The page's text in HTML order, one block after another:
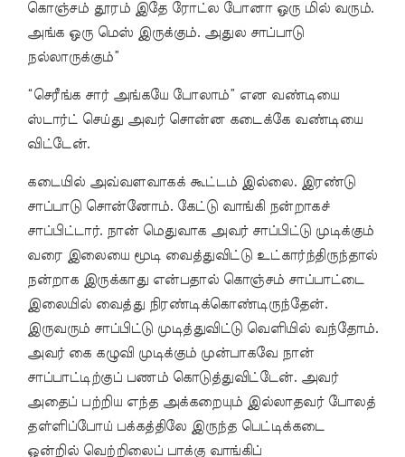
கொஞ்சம் தூரம் இதே ரோட்ல போனா ஒரு மில் வரும்.
அங்க ஒரு மெஸ் இருக்கும். அதுல சாப்பாடு
நல்லாருக்கும்”
“செரீங்க சார் அங்கயே போலாம்” என வண்டியை
ஸ்டார்ட் செய்து அவர் சொன்ன கடைக்கே வண்டியை
விட்டேன்.
கடையில் அவ்வளவாகக் கூட்டம் இல்லை. இரண்டு
சாப்பாடு சொன்னோம். கேட்டு வாங்கி நன்றாகச்
சாப்பிட்டார். நான் மெதுவாக அவர் சாப்பிட்டு முடிக்கும்
வரை இலையை மூடி வைத்துவிட்டு உட்கார்ந்திருந்தால்
நன்றாக இருக்காது என்பதால் கொஞ்சம் சாப்பாட்டை
இலையில் வைத்து நிரண்டிக்கொண்டிருந்தேன்.
இருவரும் சாப்பிட்டு முடித்துவிட்டு வெளியில் வந்தோம்.
அவர் கை கழுவி முடிக்கும் முன்பாகவே நான்
சாப்பாட்டிற்குப் பணம் கொடுத்துவிட்டேன். அவர்
அதைப் பற்றிய எந்த அக்கறையும் இல்லாதவர் போலத்
தள்ளிப்போய் பக்கத்திலே இருந்த பெட்டிக்கடை
ஒன்றில் வெற்றிலைப் பாக்கு வாங்கிப்